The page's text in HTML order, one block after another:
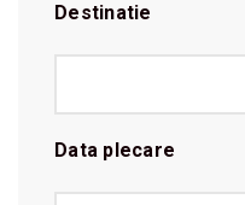
Destinatie
Data plecare